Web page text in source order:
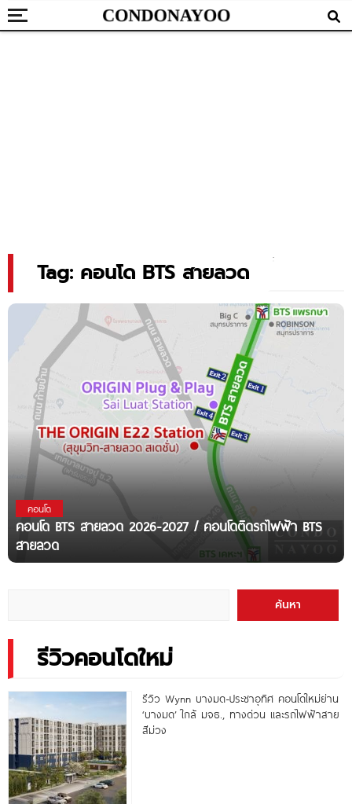
Tag: คอนโด BTS สายลวด
คอนโด
คอนโด BTS สายลวด 2026-2027 / คอนโดติดรถไฟฟ้า BTS
สายลวด
ค้นหา
รีวิวคอนโดใหม่
รีวิว Wynn บางมด-ประชาอุทิศ คอนโดใหม่ย่าน
‘บางมด’ ใกล้ มจธ., ทางด่วน และรถไฟฟ้าสาย
สีม่วง